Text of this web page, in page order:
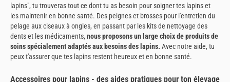
lapins", tu trouveras tout ce dont tu as besoin pour soigner tes lapins et
les maintenir en bonne santé. Des peignes et brosses pour l'entretien du
pelage aux ciseaux à ongles, en passant par les kits de nettoyage des
dents et les médicaments, nous proposons un large choix de produits de
soins spécialement adaptés aux besoins des lapins. Avec notre aide, tu
peux t'assurer que tes lapins restent heureux et en bonne santé.
Accessoires pour lapins - des aides pratiques pour ton élevage